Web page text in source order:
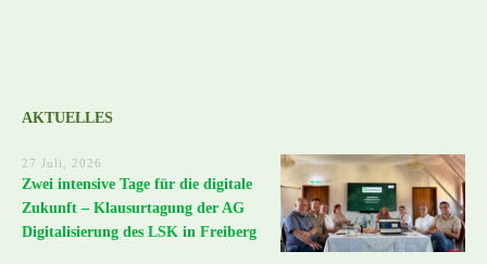
AKTUELLES
27 Juli, 2026
Zwei intensive Tage für die digitale
Zukunft – Klausurtagung der AG
Digitalisierung des LSK in Freiberg